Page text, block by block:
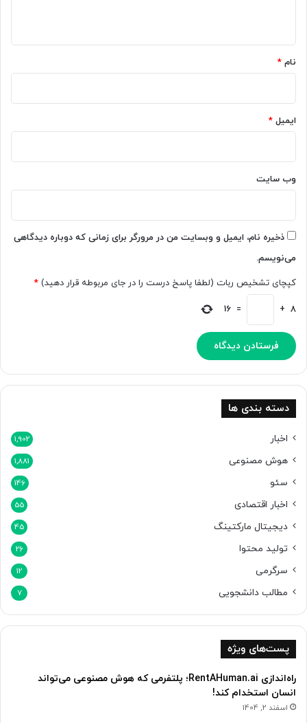
پ
ی
ش‌
ی
ن
ی
ی‌
ن
ا
د
ه
ز
ه
و
م
ن
ع
ی
ر
ع
ا
ی‌
ی
و
د
ی
ی
ی
نام *
ایمیل *
وب‌ سایت
ذخیره نام، ایمیل و وبسایت من در مرورگر برای زمانی که دوباره دیدگاهی
می‌نویسم.
کپچای تشخیص ربات (لطفا پاسخ درست را در جای مربوطه قرار دهید) *
8
+
=
16
دسته بندی ها
اخبار 1,902
هوش مصنوعی 1,881
سئو 146
اخبار اقتصادی 55
دیجیتال مارکتینگ 45
تولید محتوا 26
سرگرمی 12
مطالب دانشجویی 7
پست‌های ویژه
راه‌اندازی RentAHuman.ai؛ پلتفرمی که هوش مصنوعی می‌تواند
انسان استخدام کند!
اسفند 2, 1404